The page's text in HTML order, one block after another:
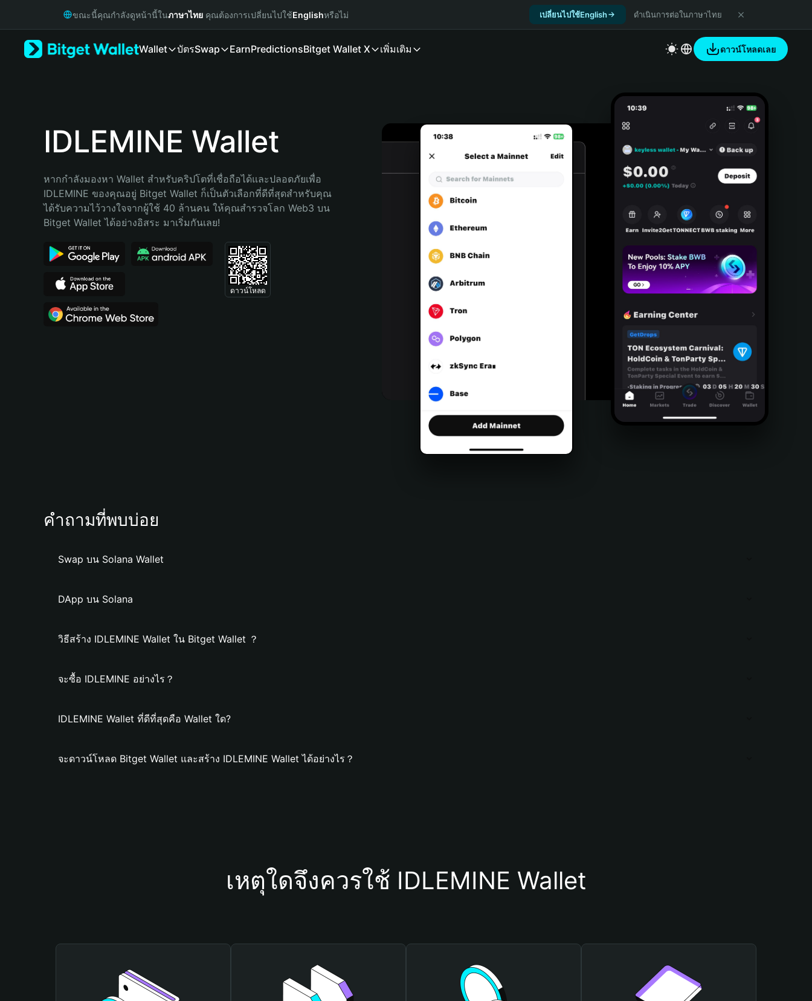
Русский
Bahasa Indonesia
Português (Brasil)
ขณะนี้คุณกำลังดูหน้านี้ในภาษาไทย คุณต้องการเปลี่ยนไปใช้Englishหรือไม่ เปลี่ยนไปใช้English ดำเนินการต่อในภาษาไทย
Wallet บัตรSwap EarnPredictionsBitget Wallet X เพิ่มเติม ดาวน์โหลดเลย
IDLEMINE Wallet
หากกำลังมองหา Wallet สำหรับคริปโตที่เชื่อถือได้และปลอดภัยเพื่อ
IDLEMINE ของคุณอยู่ Bitget Wallet ก็เป็นตัวเลือกที่ดีที่สุดสำหรับคุณ
ได้รับความไว้วางใจจากผู้ใช้ 40 ล้านคน ให้คุณสำรวจโลก Web3 บน
Bitget Wallet ได้อย่างอิสระ มาเริ่มกันเลย!
ดาวน์โหลด
คำถามที่พบบ่อย
Swap บน Solana Wallet
DApp บน Solana
วิธีสร้าง IDLEMINE Wallet ใน Bitget Wallet ？
จะซื้อ IDLEMINE อย่างไร？
IDLEMINE Wallet ที่ดีที่สุดคือ Wallet ใด?
จะดาวน์โหลด Bitget Wallet และสร้าง IDLEMINE Wallet ได้อย่างไร？
เหตุใดจึงควรใช้ IDLEMINE Wallet